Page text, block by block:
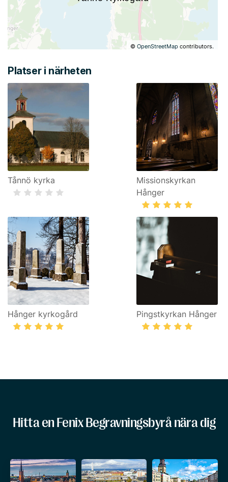
©OpenStreetMap contributors.
Platser i närheten
Tånnö kyrka
Missionskyrkan
Hånger
Hånger kyrkogård Pingstkyrkan Hånger
Hitta en Fenix Begravningsbyrå nära dig